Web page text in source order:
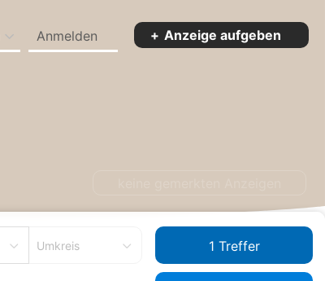
Anmelden Anzeige aufgeben
Umkreis